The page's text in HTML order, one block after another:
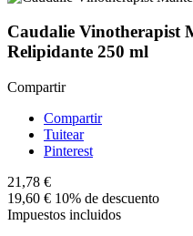
Caudalie Vinotherapist
Relipidante 250 ml
Compartir
Compartir
Tuitear
Pinterest
21,78 €
19,60 € 10% de descuento
Impuestos incluidos